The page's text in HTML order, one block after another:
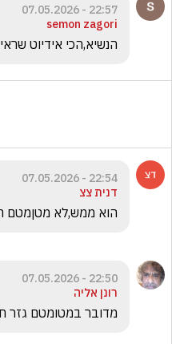
22:57 - 07.05.2026
semon zagori
הנשיא,הכי אידיוט
22:54 - 07.05.2026
דנית צצ
הוא ממש,לא מטןמטם
22:50 - 07.05.2026
רונן אליה
מדובר במטומטם גזר